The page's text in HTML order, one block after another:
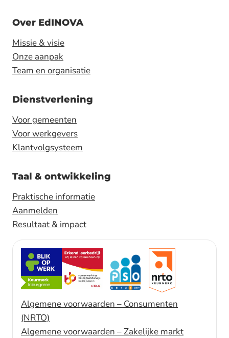
Over EdINOVA
Missie & visie
Onze aanpak
Team en organisatie
Dienstverlening
Voor gemeenten
Voor werkgevers
Klantvolgsysteem
Taal & ontwikkeling
Praktische informatie
Aanmelden
Resultaat & impact
Algemene voorwaarden – Consumenten
(NRTO)
Algemene voorwaarden – Zakelijke markt